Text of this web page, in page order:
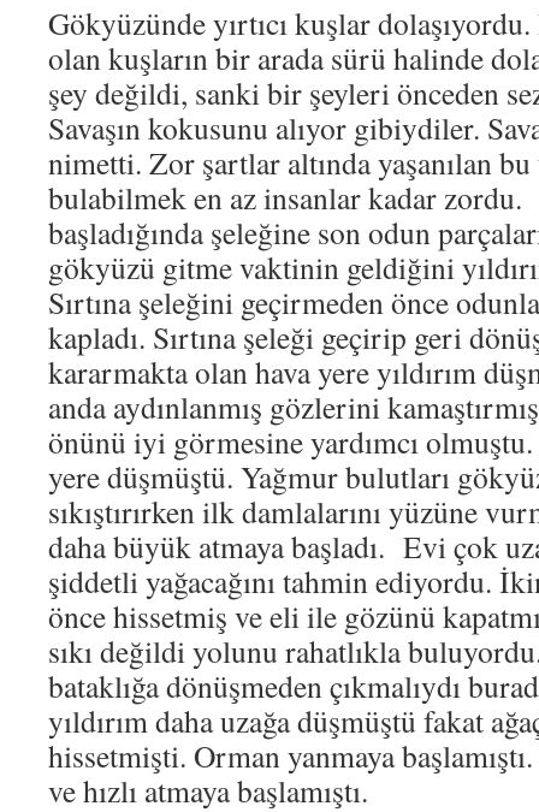
Gökyüzünde yırtıcı kuşlar
olan kuşların bir arada sürü halinde
şey değildi, sanki bir şeyleri önceden
Savaşın kokusunu alıyor gibiydiler.
nimetti. Zor şartlar altında yaşanılan
bulabilmek en az insanlar kadar zordu.
başladığında şeleğine son odun
gökyüzü gitme vaktinin geldiğini
Sırtına şeleğini geçirmeden önce
kapladı. Sırtına şeleği geçirip geri
kararmakta olan hava yere yıldırım
anda aydınlanmış gözlerini
önünü iyi görmesine yardımcı olmuştu.
yere düşmüştü. Yağmur bulutları
sıkıştırırken ilk damlalarını yüzüne
daha büyük atmaya başladı. Evi çok
şiddetli yağacağını tahmin ediyordu.
önce hissetmiş ve eli ile gözünü
sıkı değildi yolunu rahatlıkla
bataklığa dönüşmeden çıkmalıydı
yıldırım daha uzağa düşmüştü fakat
hissetmişti. Orman yanmaya başlamıştı.
ve hızlı atmaya başlamıştı.